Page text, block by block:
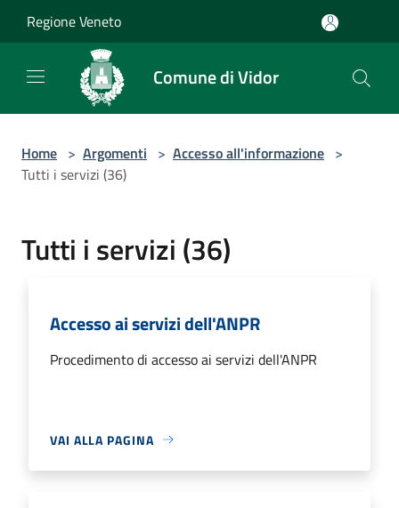
Regione Veneto
Comune di Vidor
Home > Argomenti > Accesso all'informazione >
Tutti i servizi (36)
Tutti i servizi (36)
Accesso ai servizi dell'ANPR
Procedimento di accesso ai servizi dell'ANPR
VAI ALLA PAGINA